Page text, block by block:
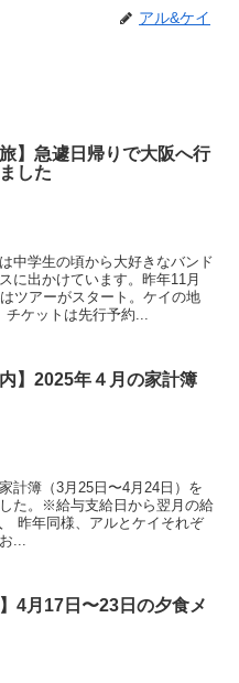
アル&ケイ
旅】急遽日帰りで大阪へ行
した
学生の頃から大好きなバンド
に出かけています。昨年11月
ツアーがスタート。ケイの地
ケットは先行予約...
内】2025年４月の家計簿
簿（3月25日〜4月24日）を
た。※給与支給日から翌月の給
昨年同様、アルとケイそれぞ
...
】4月17日〜23日の夕食メ